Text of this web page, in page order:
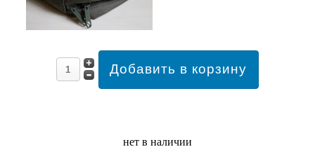
нет в наличии